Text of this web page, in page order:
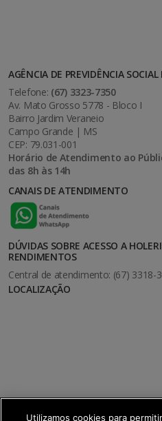
AGÊNCIA DE PREVIDÊNCIA SOCIAL
Telefone: (67) 3323-7350
Av. Mato Grosso 5778 - Bloco I
Bairro Jardim Veraneio
Campo Grande | MS
CEP: 79.031-001
Horário de Atendimento ao
das 8h às 14h
CANAIS DE ATENDIMENTO
DÚVIDAS SOBRE ACESSO A
RENDIMENTOS
Central de atendimento: (67) 3318-
LOCALIZAÇÃO
Utilizamos cookies para